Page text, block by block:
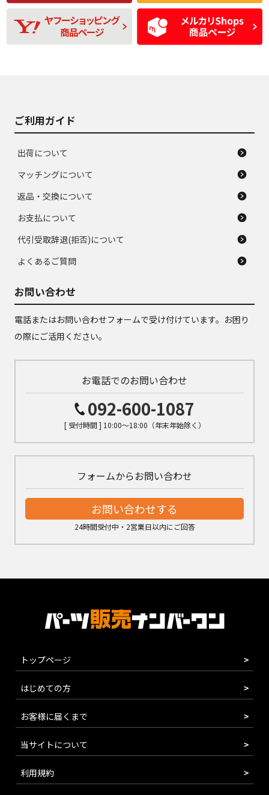
D
使用感や目立つ傷が
あり、一般的な中古
品
D
残り溝も少なく、偏
磨耗がみられ、短期
間使用できるくらい
の中古品
ご利用ガイド
出荷について
マッチングについて
返品・交換について
お支払について
代引受取辞退(拒否)について
よくあるご質問
お問い合わせ
電話またはお問い合わせフォームで受け付けています。お困り
の際にご活用ください。
お電話でのお問い合わせ
092-600-1087
[ 受付時間 ] 10:00～18:00（年末年始除く）
フォームからお問い合わせ
お問い合わせする
24時間受付中・2営業日以内にご回答
トップページ
はじめての方
お客様に届くまで
当サイトについて
利用規約